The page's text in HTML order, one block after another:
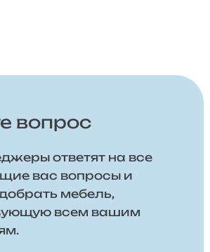
вопрос
ответят на все
вас вопросы и
мебель,
всем вашим